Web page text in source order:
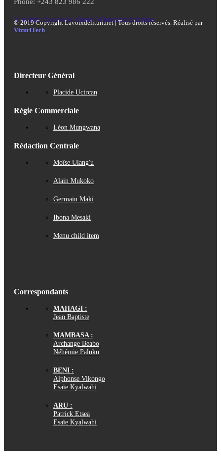
X-twitter Facebook Tiktok Whatsapp Youtube
©2019 Copyright Lavoixdelituri.net | Tous droits réservés. Réalisé par
VizuriTech
Directeur Général
Placide Ucircan
Régie Commerciale
Léon Mungwana
Rédaction Centrale
Moïse Ulang'u
Alain Mukoko
Germain Maki
Ibona Mesaki
Menu child item
Correspondants
MAHAGI :
Jean Baptiste
MAMBASA :
Archange Beabo
Néhémie Paluku
BENI :
Alphonse Vikongo
Esaïe Kyalwahi
ARU :
Patrick Etsea
Esaïe Kyalwahi